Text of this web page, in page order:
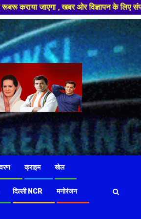
के लिए संपर्क करे +91 97826
क्राइम खेल
दिल्ली NCR मनोरंजन